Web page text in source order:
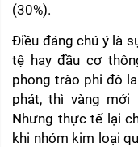
(30%).
Điều đáng chú ý là
tệ hay đầu cơ
phong trào phi đô
phát, thì vàng mới
Nhưng thực tế lại
khi nhóm kim loại